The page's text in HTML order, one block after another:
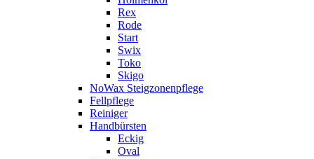
Rex
Rode
Start
Swix
Toko
Skigo
NoWax Steigzonenpflege
Fellpflege
Reiniger
Handbürsten
Eckig
Oval